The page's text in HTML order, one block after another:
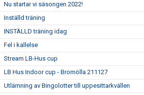
Nu startar vi säsongen 2022!
Inställd träning
INSTÄLLD träning idag
Fel i kallelse
Stream LB-Hus cup
LB Hus Indoor cup - Bromölla 211127
Utlämning av Bingolotter till uppesittarkvällen